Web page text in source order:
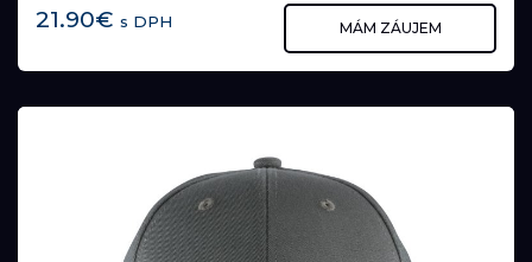
21.90€ s DPH MÁM ZÁUJEM